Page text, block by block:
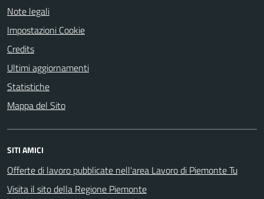
Note legali
Impostazioni Cookie
Credits
Ultimi aggiornamenti
Statistiche
Mappa del Sito
SITI AMICI
Offerte di lavoro pubblicate nell'area Lavoro di Piemonte Tu
Visita il sito della Regione Piemonte